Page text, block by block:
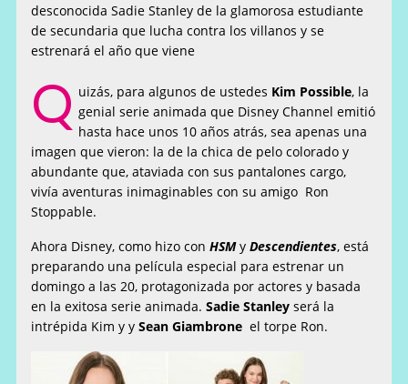
desconocida Sadie Stanley de la glamorosa estudiante
de secundaria que lucha contra los villanos y se
estrenará el año que viene
Q uizás, para algunos de ustedes Kim Possible, la
genial serie animada que Disney Channel emitió
hasta hace unos 10 años atrás, sea apenas una
imagen que vieron: la de la chica de pelo colorado y
abundante que, ataviada con sus pantalones cargo,
vivía aventuras inimaginables con su amigo Ron
Stoppable.
Ahora Disney, como hizo conHSM yDescendientes, está
preparando una película especial para estrenar un
domingo a las 20, protagonizada por actores y basada
en la exitosa serie animada.Sadie Stanley será la
intrépida Kim y ySean Giambrone el torpe Ron.